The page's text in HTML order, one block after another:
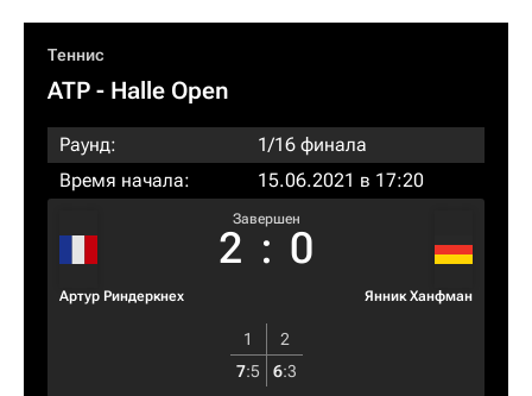
Теннис
ATP - Halle Open
Раунд:
1/16 финала
Время начала:
15.06.2021 в 17:20
Артур Риндеркнех
Завершен
2 : 0
Янник Ханфман
1
2
7:5 6:3